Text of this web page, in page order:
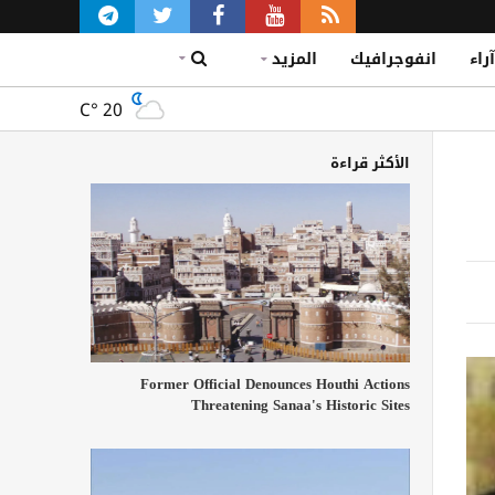
آراء انفوجرافيك المزيد
C° 20
الأكثر قراءة
Former Official Denounces Houthi Actions
Threatening Sanaa's Historic Sites